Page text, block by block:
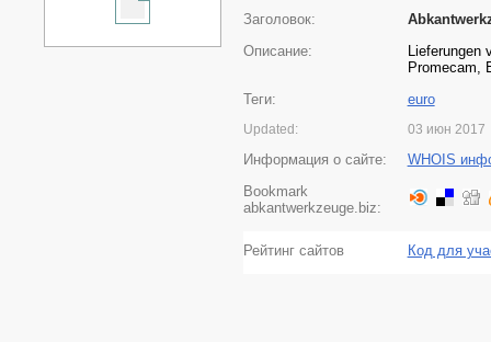
Заголовок:
Описание:
Lieferungen
Promecam,
Теги:
euro
Updated: 03 июн 2017
Информация о сайте:
WHOIS
Bookmark
abkantwerkzeuge.biz:
Рейтинг сайтов Код для